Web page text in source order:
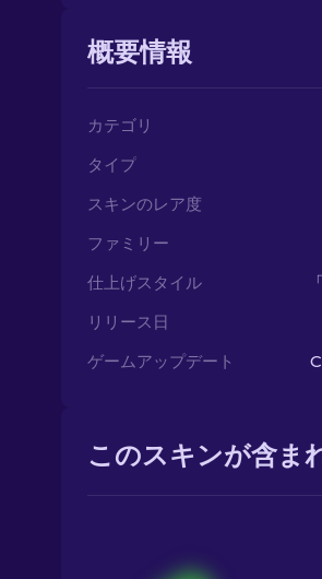
概要情報
カテゴリ
タイプ
スキンのレア度
ファミリー
仕上げスタイル
リリース日
ゲームアップデート
このスキンが含ま